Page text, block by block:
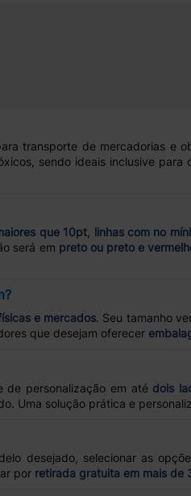
transporte de mercadorias e
sendo ideais inclusive para
que 10pt linhas com no
será em preto ou preto e
e mercados. Seu tamanho
que desejam oferecer
de personalização em até dois
Uma solução prática e
desejado, selecionar as
por retirada gratuita em mais de